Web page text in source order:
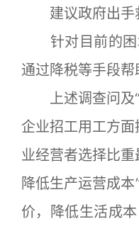
建议政府出手
针对目前的困
通过降税等手段帮
上述调查问及“
企业招工用工方
业经营者选择比
降低生产运营成
价，降低生活成